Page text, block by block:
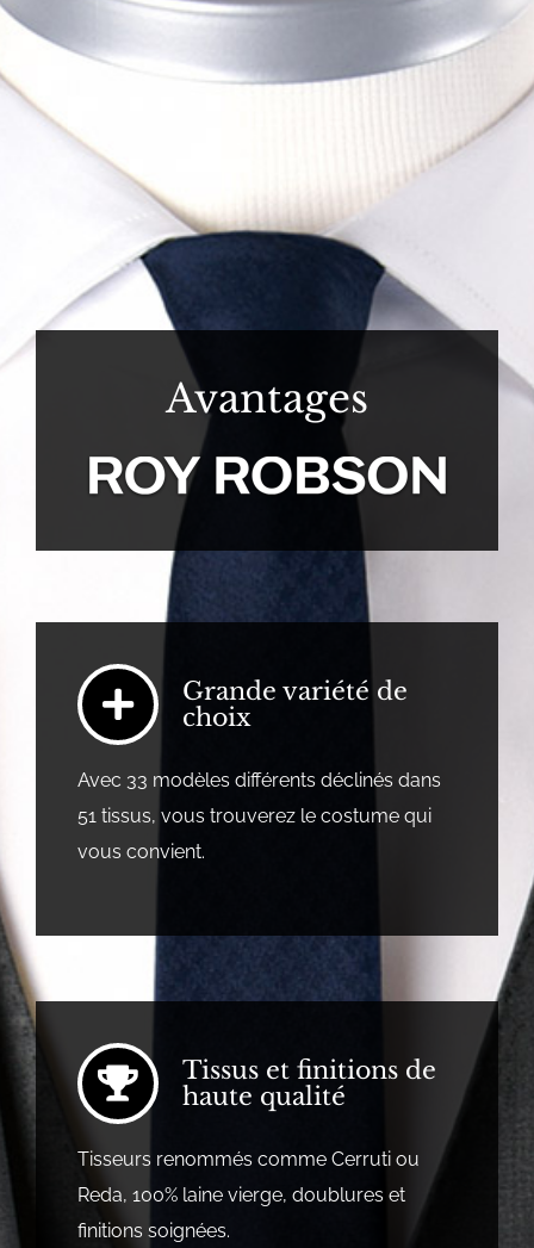
Avantages
Grande variété de
choix
Avec 33 modèles différents déclinés dans
51 tissus, vous trouverez le costume qui
vous convient.
Tissus et finitions de
haute qualité
Tisseurs renommés comme Cerruti ou
Reda, 100% laine vierge, doublures et
finitions soignées.